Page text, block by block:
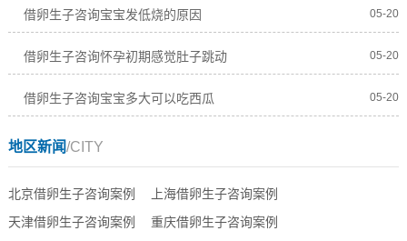
借卵生子咨询宝宝发低烧的原因 05-20
借卵生子咨询怀孕初期感觉肚子跳动 05-20
借卵生子咨询宝宝多大可以吃西瓜 05-20
地区新闻/CITY
北京借卵生子咨询案例
上海借卵生子咨询案例
天津借卵生子咨询案例
重庆借卵生子咨询案例